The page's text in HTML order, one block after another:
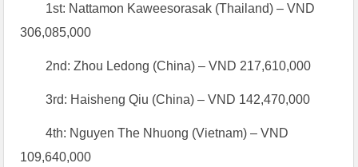
1st: Nattamon Kaweesorasak (Thailand) – VND
306,085,000
2nd: Zhou Ledong (China) – VND 217,610,000
3rd: Haisheng Qiu (China) – VND 142,470,000
4th: Nguyen The Nhuong (Vietnam) – VND
109,640,000